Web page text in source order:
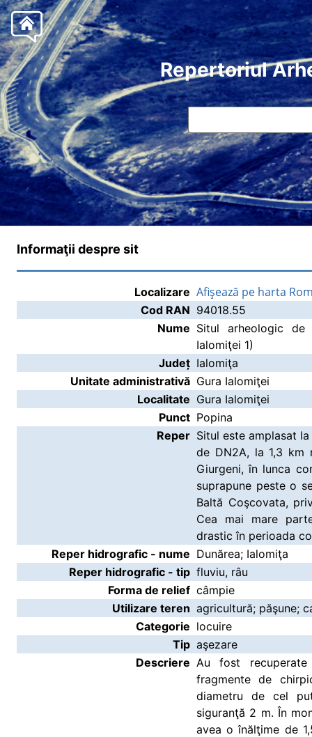
Repertoriul
Informaţii despre sit
Localizare Afişează pe harta
Cod RAN 94018.55
Nume Situl arheologic
Ialomiţei 1)
Județ Ialomiţa
Unitate administrativă Gura Ialomiţei
Localitate Gura Ialomiţei
Punct Popina
Reper Situl este amplasat
de DN2A, la 1,3 km
Giurgeni, în lunca
suprapune peste o
Baltă Coşcovata,
Cea mai mare
drastic în perioada
Reper hidrografic - nume Dunărea; Ialomiţa
Reper hidrografic - tip fluviu, râu
Forma de relief câmpie
Utilizare teren agricultură; păşune;
Categorie locuire
Tip aşezare
Descriere Au fost recuperate
fragmente de
diametru de cel
siguranţă 2 m. În
avea o înălţime de